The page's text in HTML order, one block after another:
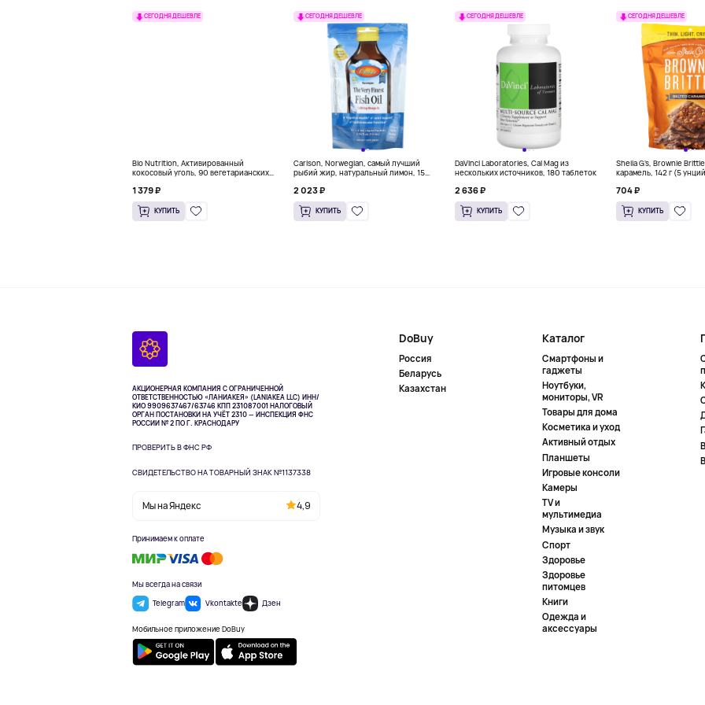
СЕГОДНЯ ДЕШЕВЛЕ
Bio Nutrition, Активированный
кокосовый уголь, 90 вегетарианских
1 379 ₽
КУПИТЬ
СЕГОДНЯ ДЕШЕВЛЕ
Carlson, Norwegian, самый лучший
рыбий жир, натуральный лимон, 15
2 023 ₽
КУПИТЬ
СЕГОДНЯ ДЕШЕВЛЕ
DaVinci Laboratories, Cal Mag из
нескольких источников, 180 таблеток
2 636 ₽
КУПИТЬ
СЕГОДНЯ ДЕШЕВЛЕ
Sheila G's, Brownie
карамель, 142 г (5
704 ₽
КУПИТЬ
АКЦИОНЕРНАЯ КОМПАНИЯ С ОГРАНИЧЕННОЙ
ОТВЕТСТВЕННОСТЬЮ «ЛАНИАКЕЯ» (LANIAKEA LLC) ИНН/
КИО 9909637467/63746 КПП 231087001НАЛОГОВЫЙ
ОРГАН ПОСТАНОВКИ НА УЧЁТ 2310 — ИНСПЕКЦИЯ ФНС
РОССИИ № 2 ПО Г. КРАСНОДАРУ
ПРОВЕРИТЬ В ФНС РФ
СВИДЕТЕЛЬСТВО НА ТОВАРНЫЙ ЗНАК №1137338
Мы на Яндекс 4,9
Принимаем к оплате
Мы всегда на связи
Telegram
Vkontakte Дзен
Мобильное приложение DoBuy
DoBuy
Россия
Беларусь
Казахстан
Каталог
Смартфоны и
гаджеты
Ноутбуки,
мониторы, VR
Товары для дома
Косметика и уход
Активный отдых
Планшеты
Игровые консоли
Камеры
TV и
мультимедиа
Музыка и звук
Спорт
Здоровье
Здоровье
питомцев
Книги
Одежда и
аксессуары